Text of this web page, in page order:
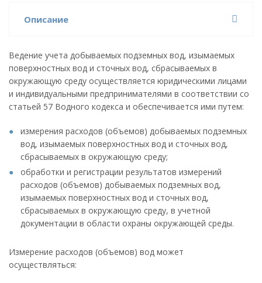
Описание
Ведение учета добываемых подземных вод, изымаемых
поверхностных вод и сточных вод, сбрасываемых в
окружающую среду осуществляется юридическими лицами
и индивидуальными предпринимателями в соответствии со
статьей 57 Водного кодекса и обеспечивается ими путем:
измерения расходов (объемов) добываемых подземных
вод, изымаемых поверхностных вод и сточных вод,
сбрасываемых в окружающую среду;
обработки и регистрации результатов измерений
расходов (объемов) добываемых подземных вод,
изымаемых поверхностных вод и сточных вод,
сбрасываемых в окружающую среду, в учетной
документации в области охраны окружающей среды.
Измерение расходов (объемов) вод может
осуществляться: